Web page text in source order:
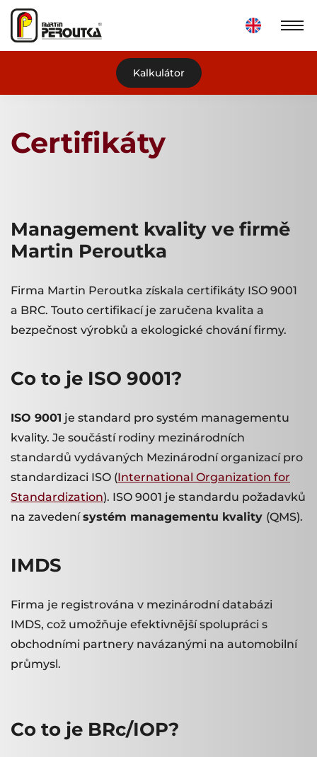
Použití
Flexibilní obaly
Etikety
Ostatní
Kalkulátor
Certifikáty
Management kvality ve firmě
Martin Peroutka
Firma Martin Peroutka získala certifikáty ISO 9001
a BRC. Touto certifikací je zaručena kvalita a
bezpečnost výrobků a ekologické chování firmy.
Co to je ISO 9001?
ISO 9001 je standard pro systém managementu
kvality. Je součástí rodiny mezinárodních
standardů vydávaných Mezinárodní organizací pro
standardizaci ISO (International Organization for
Standardization). ISO 9001 je standardu požadavků
na zavedenísystém managementu kvality (QMS).
IMDS
Firma je registrována v mezinárodní databázi
IMDS, což umožňuje efektivnější spolupráci s
obchodními partnery navázanými na automobilní
průmysl.
Co to je BRc/IOP?